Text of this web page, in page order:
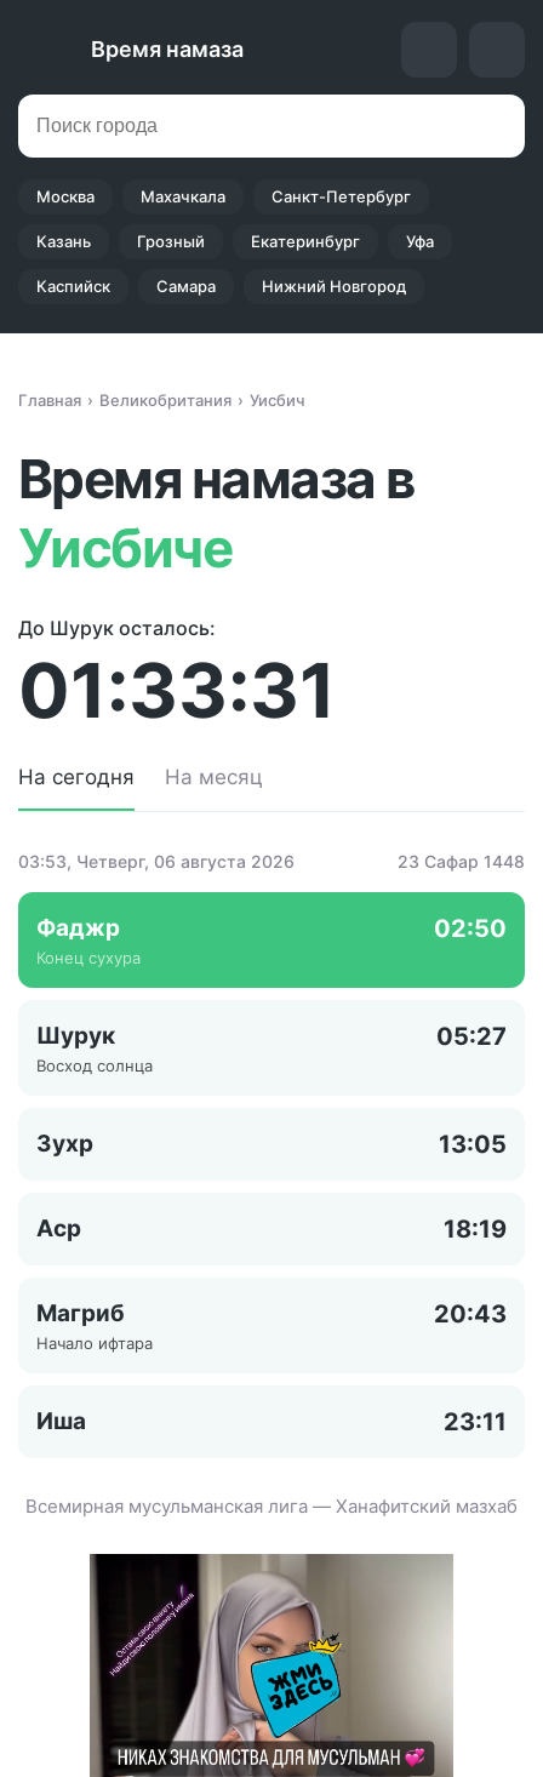
Время намаза
Москва Махачкала Санкт-Петербург
Казань Грозный Екатеринбург Уфа
Каспийск Самара Нижний Новгород
Главная Великобритания Уисбич
Время намаза в
Уисбиче
До Шурук осталось:
01:33:31
На сегодня На месяц
03:53, Четверг, 06 августа 2026 23 Сафар 1448
Фаджр 02:50
Конец сухура
Шурук 05:27
Восход солнца
Зухр 13:05
Аср 18:19
Магриб 20:43
Начало ифтара
Иша 23:11
Всемирная мусульманская лига — Ханафитский мазхаб